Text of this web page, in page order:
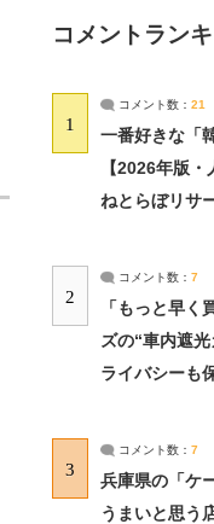
コメントラン
1
コメント数： 21
一番好きな「
【2026年版
ねとらぼリサ
2
コメント数： 7
「もっと早
ズの“車内遮
ライバシーも
3
コメント数： 7
兵庫県の「ケ
うまいと思う